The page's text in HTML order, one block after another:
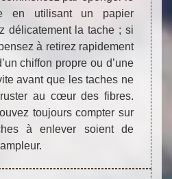
en utilisant un papier
délicatement la tache ; si
à retirez rapidement
chiffon propre ou d’une
avant que les taches ne
au cœur des fibres.
toujours compter sur
à enlever soient de